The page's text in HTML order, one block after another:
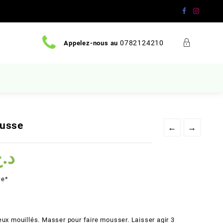
Appelez-nous au 0782124210
← →
mouillés. Masser pour faire mousser. Laisser agir 3